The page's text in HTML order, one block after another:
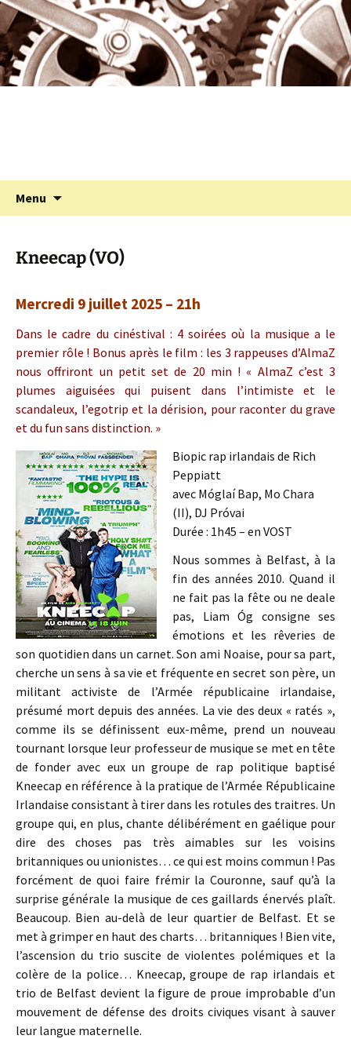
Aller
au
contenu
Cinémolette
Programmation cinéma à St Julien Molin
Molette
Menu
Kneecap (VO)
Mercredi 9 juillet 2025 – 21h
Dans le cadre du cinéstival : 4 soirées où la musique a le
premier rôle ! Bonus après le film : les 3 rappeuses d’AlmaZ
nous offriront un petit set de 20 min ! « AlmaZ c’est 3
plumes aiguisées qui puisent dans l’intimiste et le
scandaleux, l’egotrip et la dérision, pour raconter du grave
et du fun sans distinction. »
Biopic rap irlandais de Rich
Peppiatt
avec Móglaí Bap, Mo Chara
(II), DJ Próvai
Durée : 1h45 – en VOST
Nous sommes à Belfast, à la
fin des années 2010. Quand il
ne fait pas la fête ou ne deale
pas, Liam Óg consigne ses
émotions et les rêveries de
son quotidien dans un carnet. Son ami Noaise, pour sa part,
cherche un sens à sa vie et fréquente en secret son père, un
militant activiste de l’Armée républicaine irlandaise,
présumé mort depuis des années. La vie des deux « ratés »,
comme ils se définissent eux-même, prend un nouveau
tournant lorsque leur professeur de musique se met en tête
de fonder avec eux un groupe de rap politique baptisé
Kneecap en référence à la pratique de l’Armée Républicaine
Irlandaise consistant à tirer dans les rotules des traitres. Un
groupe qui, en plus, chante délibérément en gaélique pour
dire des choses pas très aimables sur les voisins
britanniques ou unionistes… ce qui est moins commun ! Pas
forcément de quoi faire frémir la Couronne, sauf qu’à la
surprise générale la musique de ces gaillards énervés plaît.
Beaucoup. Bien au-delà de leur quartier de Belfast. Et se
met à grimper en haut des charts… britanniques ! Bien vite,
l’ascension du trio suscite de violentes polémiques et la
colère de la police… Kneecap, groupe de rap irlandais et
trio de Belfast devient la figure de proue improbable d’un
mouvement de défense des droits civiques visant à sauver
leur langue maternelle.